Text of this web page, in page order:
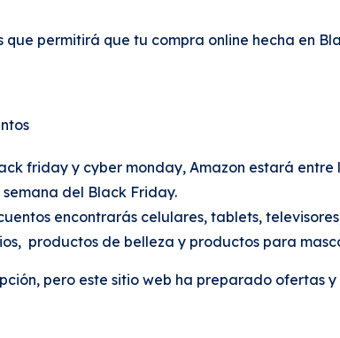
permitirá que tu compra online hecha en
friday y cyber monday, Amazon estará
del Black Friday.
encontrarás celulares, tablets,
productos de belleza y productos para
pero este sitio web ha preparado ofertas